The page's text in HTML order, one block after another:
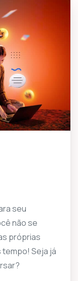
seu
não se
próprias
Seja já